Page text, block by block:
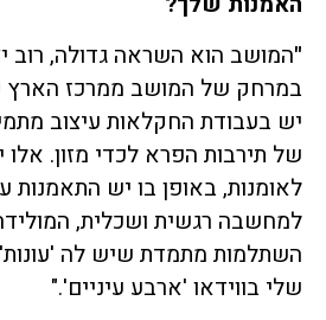
"המושב הוא השראה גדולה, רוב
במרחק של המושב ממרכז הארץ
יש בעבודת החקלאות עיצוב
של תירבות הפרא לכדי מזון.
לאומנות, באופן בו יש
למחשבה רגשית ושכלית,
השתלמות מתמדת שיש לה
שלי בווידאו 'ארבע עיניים'."